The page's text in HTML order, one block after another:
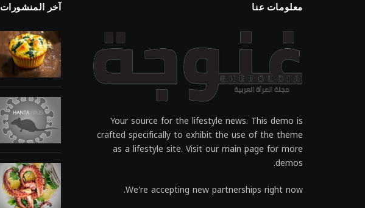
معلومات عنا
Your source for the lifestyle news. This demo is
crafted specifically to exhibit the use of the theme
as a lifestyle site. Visit our main page for more
demos.
We're accepting new partnerships right now.
آخر المنشورات